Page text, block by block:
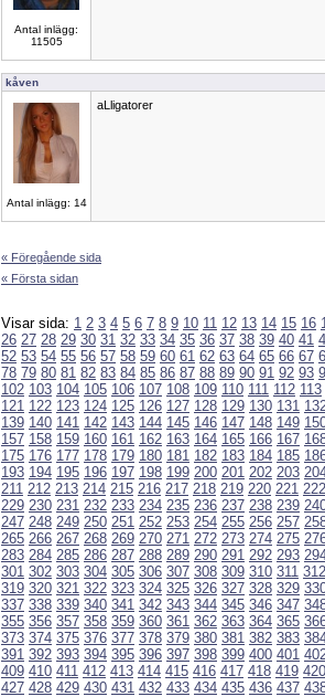
Antal inlägg:
11505
kåven
Antal inlägg: 14
aLligatorer
« Föregående sida
« Första sidan
Visar sida: 1 2 3 4 5 6 7 8 9 10 11 12 13 14 15 16
26 27 28 29 30 31 32 33 34 35 36 37 38 39 40 41
52 53 54 55 56 57 58 59 60 61 62 63 64 65 66 67
78 79 80 81 82 83 84 85 86 87 88 89 90 91 92 93
102 103 104 105 106 107 108 109 110 111 112 113
121 122 123 124 125 126 127 128 129 130 131
139 140 141 142 143 144 145 146 147 148 149
157 158 159 160 161 162 163 164 165 166 167
175 176 177 178 179 180 181 182 183 184 185
193 194 195 196 197 198 199 200 201 202 203
211 212 213 214 215 216 217 218 219 220 221 222
229 230 231 232 233 234 235 236 237 238 239
247 248 249 250 251 252 253 254 255 256 257
265 266 267 268 269 270 271 272 273 274 275
283 284 285 286 287 288 289 290 291 292 293
301 302 303 304 305 306 307 308 309 310 311 312
319 320 321 322 323 324 325 326 327 328 329
337 338 339 340 341 342 343 344 345 346 347
355 356 357 358 359 360 361 362 363 364 365
373 374 375 376 377 378 379 380 381 382 383
391 392 393 394 395 396 397 398 399 400 401
409 410 411 412 413 414 415 416 417 418 419 420
427 428 429 430 431 432 433 434 435 436 437